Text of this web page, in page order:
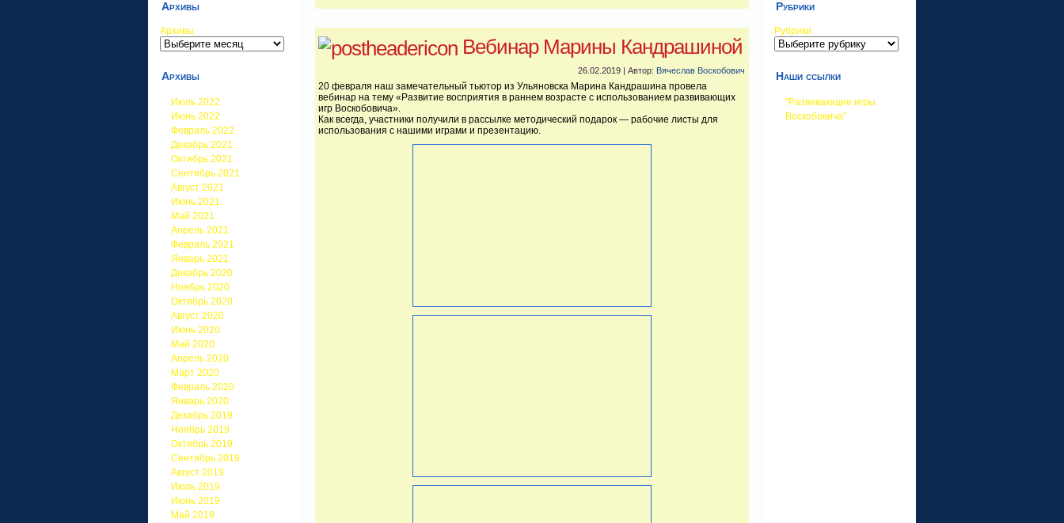
Архивы
Архивы
Архивы
Июль 2022
Июнь 2022
Февраль 2022
Декабрь 2021
Октябрь 2021
Сентябрь 2021
Август 2021
Июнь 2021
Май 2021
Апрель 2021
Февраль 2021
Январь 2021
Декабрь 2020
Ноябрь 2020
Октябрь 2020
Август 2020
Июнь 2020
Май 2020
Апрель 2020
Март 2020
Февраль 2020
Январь 2020
Декабрь 2019
Ноябрь 2019
Октябрь 2019
Сентябрь 2019
Август 2019
Июль 2019
Июнь 2019
Май 2019
Вебинар Марины Кандрашиной
26.02.2019 | Автор: Вячеслав Воскобович
20 февраля наш замечательный тьютор из Ульяновска Марина Кандрашина провела
вебинар на тему «Развитие восприятия в раннем возрасте с использованием развивающих
игр Воскобовича».
Как всегда, участники получили в рассылке методический подарок — рабочие листы для
использования с нашими играми и презентацию.
Рубрики
Рубрики
Наши ссылки
"Развивающие игры
Воскобовича"